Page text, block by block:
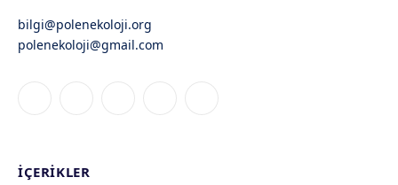
bilgi@polenekoloji.org
polenekoloji@gmail.com
İÇERIKLER